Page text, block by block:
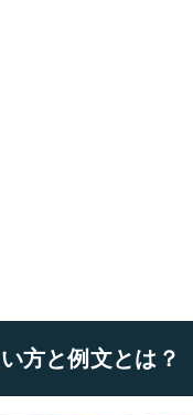
方と例文とは？